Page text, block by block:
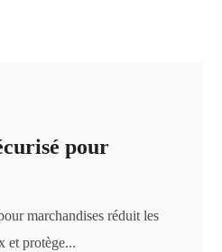
pour
marchandises réduit les
et protège...